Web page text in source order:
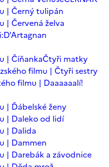
| Černý tulipán
| Červená želva
| ČíňankaČtyři matky
filmu | Čtyři sestry
filmu | Daaaaaalí!
| Ďábelské ženy
| Daleko od lidí
| Dalida
| Dammen
| Darebák a závodnice